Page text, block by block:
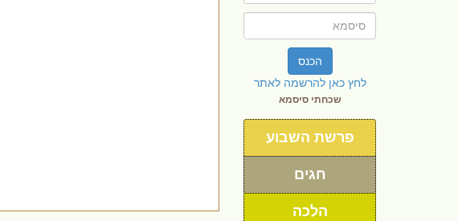
הכנס
לחץ כאן להרשמה לאתר
שכחתי סיסמא
פרשת השבוע
חגים
הלכה